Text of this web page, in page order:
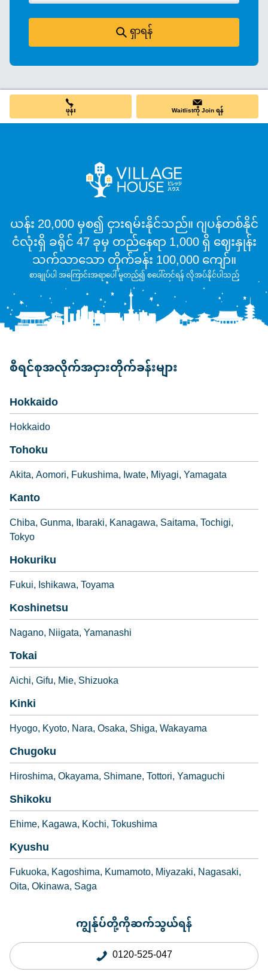
ရှာရန်
ဖုန်း Waitlistကို Join ရန်
ယန်း 20,000 မှစ၍ ငှားရမ်းနိုင်သည်။ ဂျပန်တစ်နိုင်
ငံလုံးရှိ ခရိုင် 47 ခုမှ တည်နေရာ 1,000 ရှိ ဈေးနှုန်း
သက်သာသော တိုက်ခန်း 100,000 ကျော်။
စာချုပ်ပါ အကြောင်းအရာပေါ် မူတည်၍ စပေါ်တင်ရန် လိုအပ်နိုင်ပါသည်
စီရင်စုအလိုက်အငှားတိုက်ခန်းများ
Hokkaido
Hokkaido
Tohoku
Akita Aomori Fukushima Iwate Miyagi Yamagata
Kanto
Chiba Gunma Ibaraki Kanagawa Saitama Tochigi
Tokyo
Hokuriku
Fukui Ishikawa Toyama
Koshinetsu
Nagano Niigata Yamanashi
Tokai
Aichi Gifu Mie Shizuoka
Kinki
Hyogo Kyoto Nara Osaka Shiga Wakayama
Chugoku
Hiroshima Okayama Shimane Tottori Yamaguchi
Shikoku
Ehime Kagawa Kochi Tokushima
Kyushu
Fukuoka Kagoshima Kumamoto Miyazaki Nagasaki
Oita Okinawa Saga
ကျွန်ုပ်တို့ကိုဆက်သွယ်ရန်
0120-525-047